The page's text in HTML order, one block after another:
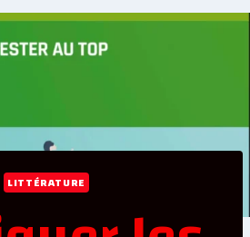
LITTÉRATURE